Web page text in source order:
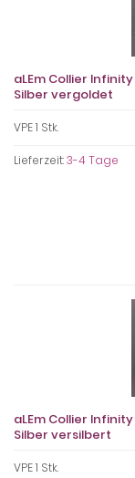
aLEm Collier
Silber vergoldet
VPE 1 Stk.
Lieferzeit:3-4 Tage
aLEm Collier
Silber versilbert
VPE 1 Stk.